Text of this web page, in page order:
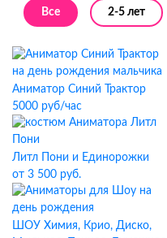
Все 2-5 лет
Аниматор Синий Трактор
5000 руб/час
Литл Пони и Единорожки
от 3 500 руб.
ШОУ Химия, Крио, Диско,